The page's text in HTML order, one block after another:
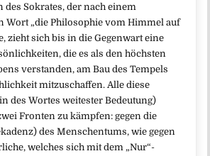
des Sokrates, der nach einem
Wort „die Philosophie vom Himmel auf
zieht sich bis in die Gegenwart eine
die es als den höchsten
verstanden, am Bau des Tempels
mitzuschaffen. Alle diese
des Wortes weitester Bedeutung)
Fronten zu kämpfen: gegen die
des Menschentums, wie gegen
welches sich mit dem „Nur“-